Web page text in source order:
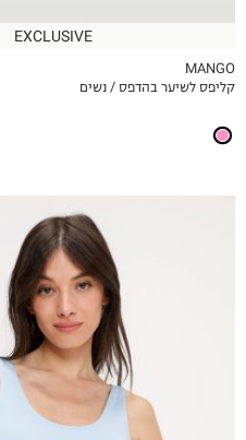
EXCLUSIVE
MY LIST
MANGO
קליפס לשיער בהדפס / נשים